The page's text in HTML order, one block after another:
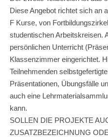
Diese Angebot richtet sich an
F Kurse, von
studentischen Arbeitskreisen.
persönlichen Unterricht
Klassenzimmer eingerichtet.
Teilnehmenden
Präsentationen, Übungsfälle
auch eine
kann.
SOLLEN DIE PROJEKTE
ZUSATZBEZEICHNUNG